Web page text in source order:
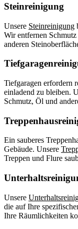
Steinreinigung
Unsere Steinreinigung
Wir entfernen
anderen
Tiefgaragen erfordern
einladend zu bleiben.
Schmutz, Öl und
Ein sauberes
Gebäude. Unsere
Treppen und Flure
Unsere
die auf Ihre
Ihre Räumlichkeiten